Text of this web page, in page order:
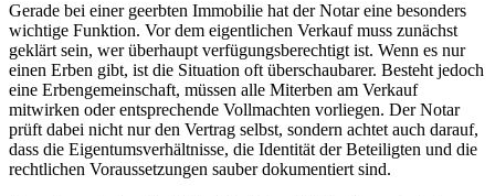
Gerade bei einer geerbten Immobilie hat der Notar eine besonders
wichtige Funktion. Vor dem eigentlichen Verkauf muss zunächst
geklärt sein, wer überhaupt verfügungsberechtigt ist. Wenn es nur
einen Erben gibt, ist die Situation oft überschaubarer. Besteht jedoch
eine Erbengemeinschaft, müssen alle Miterben am Verkauf
mitwirken oder entsprechende Vollmachten vorliegen. Der Notar
prüft dabei nicht nur den Vertrag selbst, sondern achtet auch darauf,
dass die Eigentumsverhältnisse, die Identität der Beteiligten und die
rechtlichen Voraussetzungen sauber dokumentiert sind.